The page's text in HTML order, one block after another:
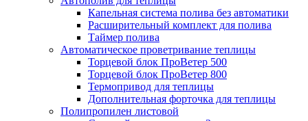
Капельная система полива без автоматики
Расширительный комплект для полива
Таймер полива
Автоматическое проветривание теплицы
Торцевой блок ПроВетер 500
Торцевой блок ПроВетер 800
Термопривод для теплицы
Дополнительная форточка для теплицы
Полипропилен листовой